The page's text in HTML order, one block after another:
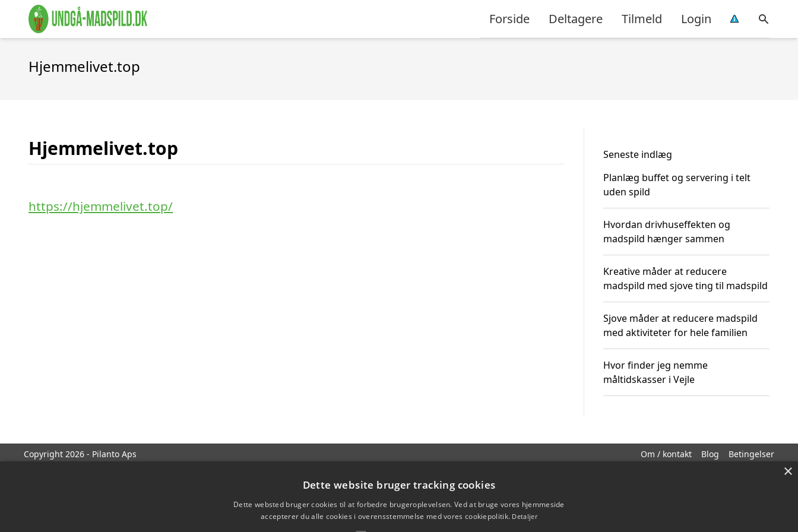
Forside Deltagere Tilmeld Login
Hjemmelivet.top
Hjemmelivet.top
https://hjemmelivet.top/
Seneste indlæg
Planlæg buffet og servering i telt
uden spild
Hvordan drivhuseffekten og
madspild hænger sammen
Kreative måder at reducere
madspild med sjove ting til madspild
Sjove måder at reducere madspild
med aktiviteter for hele familien
Hvor finder jeg nemme
måltidskasser i Vejle
Copyright 2026 - Pilanto Aps Om / kontakt Blog Betingelser
×
Dette website bruger tracking cookies
Dette websted bruger cookies til at forbedre brugeroplevelsen. Ved at bruge vores hjemmeside
accepterer du alle cookies i overensstemmelse med vores cookiepolitik. Detaljer